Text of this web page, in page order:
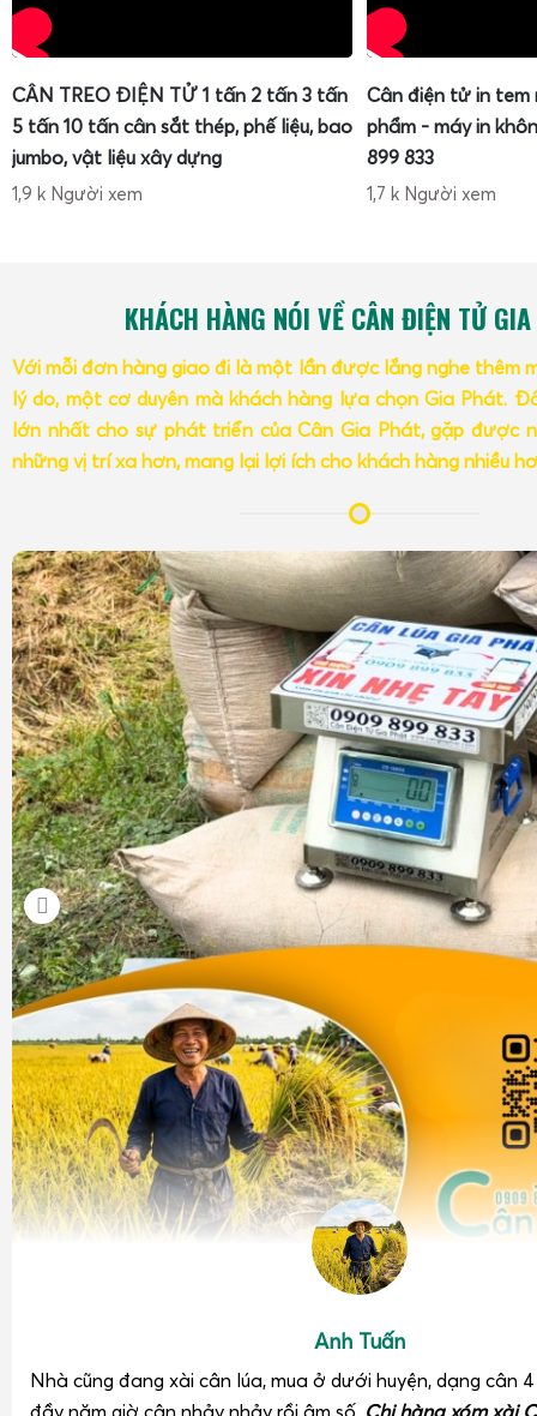
CÂN TREO ĐIỆN TỬ 1 tấn 2 tấn 3 tấn
5 tấn 10 tấn cân sắt thép, phế liệu, bao
jumbo, vật liệu xây dựng
1,9 k Người xem
Cân điện tử in tem
phẩm - máy in
899 833
1,7 k Người xem
KHÁCH HÀNG NÓI VỀ CÂN ĐIỆN TỬ
Với mỗi đơn hàng giao đi là một lần được lắng nghe thêm
lý do, một cơ duyên mà khách hàng lựa chọn Gia Phát.
lớn nhất cho sự phát triển của Cân Gia Phát, gặp được
những vị trí xa hơn, mang lại lợi ích cho khách hàng nhiều
Anh Tuấn
Nhà cũng đang xài cân lúa, mua ở dưới huyện, dạng cân